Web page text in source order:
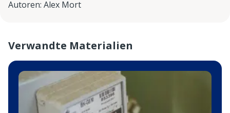
Autoren: Alex Mort
Verwandte Materialien